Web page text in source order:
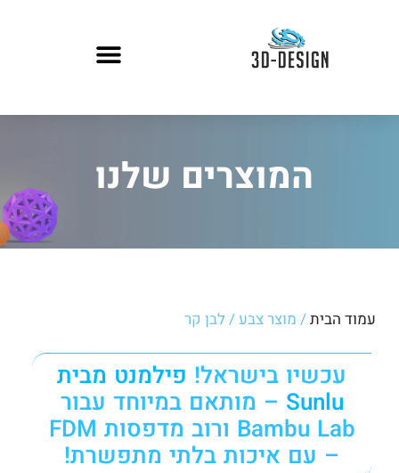
המוצרים שלנו
עמוד הבית/ מוצר צבע / לבן קר
עכשיו בישראל! פילמנט מבית
Sunlu – מותאם במיוחד עבור
Bambu Lab ורוב מדפסות FDM
– עם איכות בלתי מתפשרת!